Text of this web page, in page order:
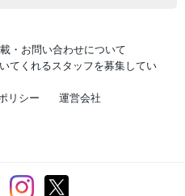
・お問い合わせについて
てくれるスタッフを募集してい
リシー 運営会社